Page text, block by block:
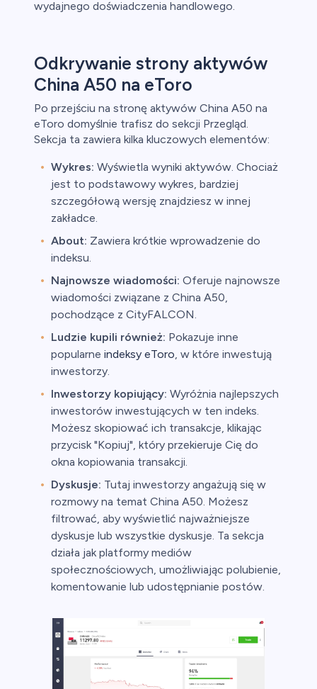
wydajnego doświadczenia handlowego.
Odkrywanie strony aktywów
China A50 na eToro
Po przejściu na stronę aktywów China A50 na
eToro domyślnie trafisz do sekcji Przegląd.
Sekcja ta zawiera kilka kluczowych elementów:
Wykres: Wyświetla wyniki aktywów. Chociaż
jest to podstawowy wykres, bardziej
szczegółową wersję znajdziesz w innej
zakładce.
About: Zawiera krótkie wprowadzenie do
indeksu.
Najnowsze wiadomości: Oferuje najnowsze
wiadomości związane z China A50,
pochodzące z CityFALCON.
Ludzie kupili również: Pokazuje inne
popularne indeksy eToro, w które inwestują
inwestorzy.
Inwestorzy kopiujący: Wyróżnia najlepszych
inwestorów inwestujących w ten indeks.
Możesz skopiować ich transakcje, klikając
przycisk "Kopiuj", który przekieruje Cię do
okna kopiowania transakcji.
Dyskusje: Tutaj inwestorzy angażują się w
rozmowy na temat China A50. Możesz
filtrować, aby wyświetlić najważniejsze
dyskusje lub wszystkie dyskusje. Ta sekcja
działa jak platformy mediów
społecznościowych, umożliwiając polubienie,
komentowanie lub udostępnianie postów.